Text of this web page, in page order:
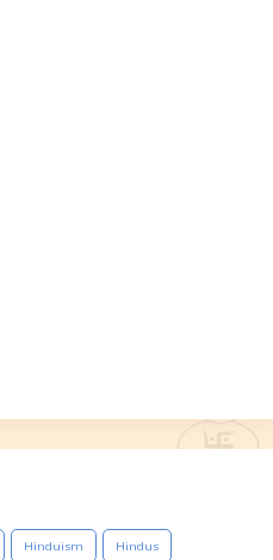
Hinduism
Hindus